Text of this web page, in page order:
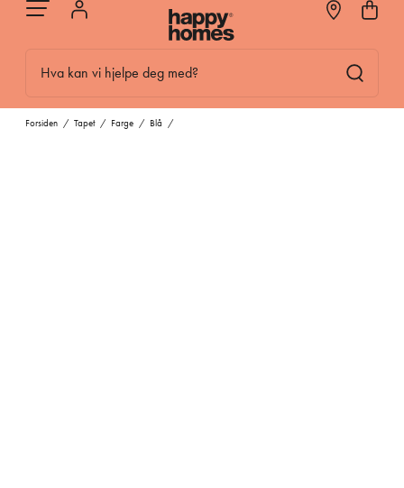
Hva kan vi hjelpe deg med?
Forsiden / Tapet / Farge / Blå /